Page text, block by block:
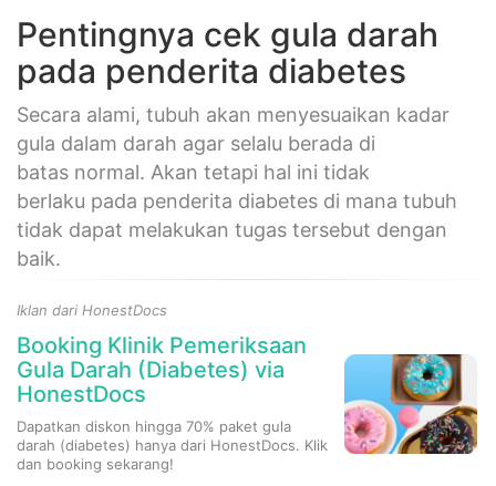
Pentingnya cek gula darah
pada penderita diabetes
Secara alami, tubuh akan menyesuaikan kadar
gula dalam darah agar selalu berada di
batas normal. Akan tetapi hal ini tidak
berlaku pada penderita diabetes di mana tubuh
tidak dapat melakukan tugas tersebut dengan
baik.
Iklan dari HonestDocs
Booking Klinik Pemeriksaan
Gula Darah (Diabetes) via
HonestDocs
Dapatkan diskon hingga 70% paket gula
darah (diabetes) hanya dari HonestDocs. Klik
dan booking sekarang!